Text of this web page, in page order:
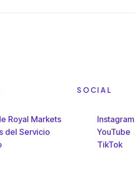
Royal Markets
del Servicio
SOCIAL
Instagram
YouTube
TikTok